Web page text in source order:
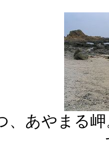
、あやまる